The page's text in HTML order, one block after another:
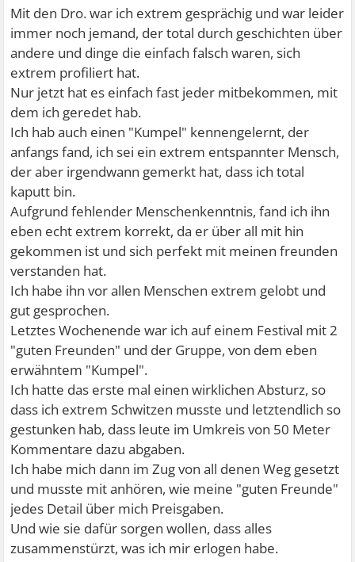
Mit den Dro. war ich extrem gesprächig und war leider
immer noch jemand, der total durch geschichten über
andere und dinge die einfach falsch waren, sich
extrem profiliert hat.
Nur jetzt hat es einfach fast jeder mitbekommen, mit
dem ich geredet hab.
Ich hab auch einen "Kumpel" kennengelernt, der
anfangs fand, ich sei ein extrem entspannter Mensch,
der aber irgendwann gemerkt hat, dass ich total
kaputt bin.
Aufgrund fehlender Menschenkenntnis, fand ich ihn
eben echt extrem korrekt, da er über all mit hin
gekommen ist und sich perfekt mit meinen freunden
verstanden hat.
Ich habe ihn vor allen Menschen extrem gelobt und
gut gesprochen.
Letztes Wochenende war ich auf einem Festival mit 2
"guten Freunden" und der Gruppe, von dem eben
erwähntem "Kumpel".
Ich hatte das erste mal einen wirklichen Absturz, so
dass ich extrem Schwitzen musste und letztendlich so
gestunken hab, dass leute im Umkreis von 50 Meter
Kommentare dazu abgaben.
Ich habe mich dann im Zug von all denen Weg gesetzt
und musste mit anhören, wie meine "guten Freunde"
jedes Detail über mich Preisgaben.
Und wie sie dafür sorgen wollen, dass alles
zusammenstürzt, was ich mir erlogen habe.